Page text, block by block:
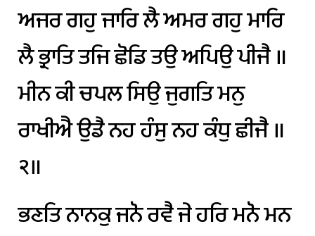
ਅਜਰਗਹੁਜਾਰਿਲੈਅਮਰਗਹੁਮਾਰਿ
ਲੈਭ੍ਰਾਤਿਤਜਿਛੋਡਿਤਉਅਪਿਉਪੀਜੈ॥
ਮੀਨਕੀਚਪਲਸਿਉਜੁਗਤਿਮਨੁ
ਰਾਖੀਐਉਡੈਨਹਹੰਸੁਨਹਕੰਧੁਛੀਜੈ॥
੨॥
ਭਣਤਿਨਾਨਕੁਜਨੋਰਵੈਜੇਹਰਿਮਨੋਮਨ